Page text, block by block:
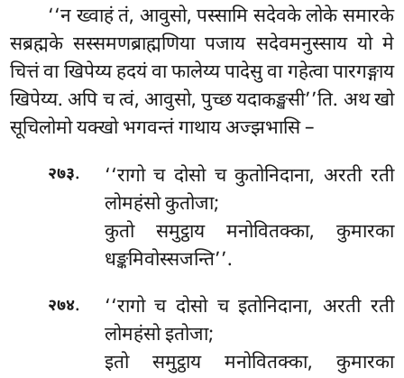
‘‘न ख्वाहं तं, आवुसो, पस्सामि सदेवके लोके समारके
सब्रह्मके सस्समणब्राह्मणिया पजाय सदेवमनुस्साय यो मे
चित्तं वा खिपेय्य हदयं वा फालेय्य पादेसु वा गहेत्वा पारगङ्गाय
खिपेय्य. अपि च त्वं, आवुसो, पुच्छ यदाकङ्खसी’’ति. अथ खो
सूचिलोमो यक्खो भगवन्तं गाथाय अज्झभासि –
२७३. ‘‘रागो च दोसो च कुतोनिदाना, अरती रती
लोमहंसो कुतोजा;
कुतो समुट्ठाय मनोवितक्का, कुमारका
धङ्कमिवोस्सजन्ति’’.
२७४.
‘‘रागो च दोसो च इतोनिदाना, अरती रती
लोमहंसो इतोजा;
इतो समुट्ठाय मनोवितक्का, कुमारका